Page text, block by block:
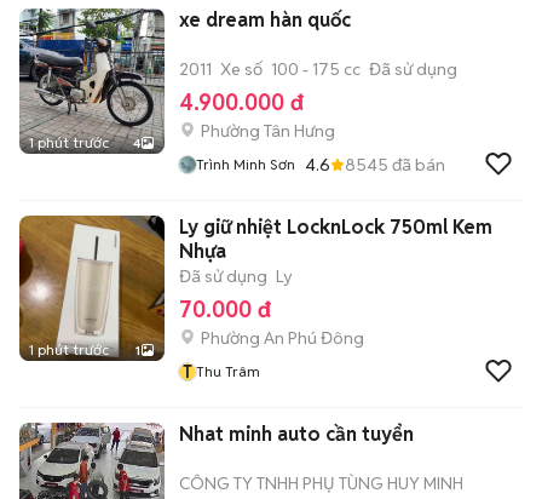
1 phút trước 4
xe dream hàn quốc
2011 Xe số 100 - 175 cc Đã sử dụng
4.900.000 đ
Phường Tân Hưng
Trình Minh Sơn 4.6 8545 đã bán
1 phút trước 1
Ly giữ nhiệt LocknLock 750ml Kem
Nhựa
Đã sử dụng Ly
70.000 đ
Phường An Phú Đông
T Thu Trâm
Nhat minh auto cần tuyển
CÔNG TY TNHH PHỤ TÙNG HUY MINH